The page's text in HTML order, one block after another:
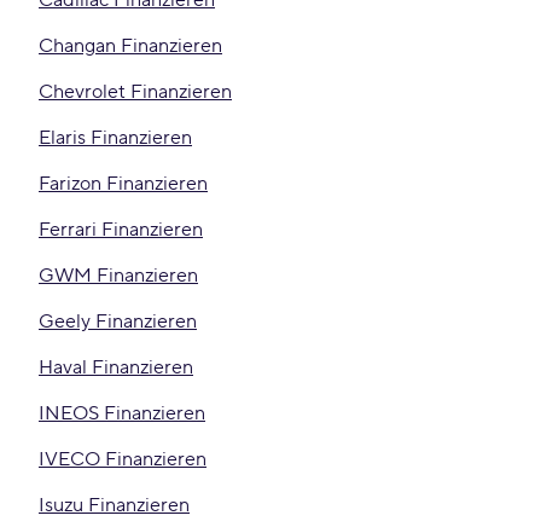
Changan Finanzieren
Chevrolet Finanzieren
Elaris Finanzieren
Farizon Finanzieren
Ferrari Finanzieren
GWM Finanzieren
Geely Finanzieren
Haval Finanzieren
INEOS Finanzieren
IVECO Finanzieren
Isuzu Finanzieren